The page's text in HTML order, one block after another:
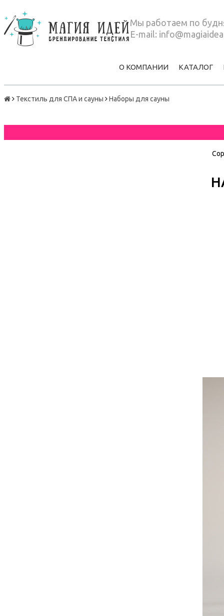
Мы работаем по
E-mail:
О КОМПАНИИ КАТАЛОГ
Текстиль для СПА и сауны Наборы для сауны